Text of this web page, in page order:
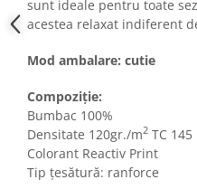
sunt ideale pentru toate
acestea relaxat indiferent
Mod ambalare: cutie
Compoziție:
Bumbac 100%
Densitate 120gr./m2 TC 145
Colorant Reactiv Print
Tip țesătură: ranforce